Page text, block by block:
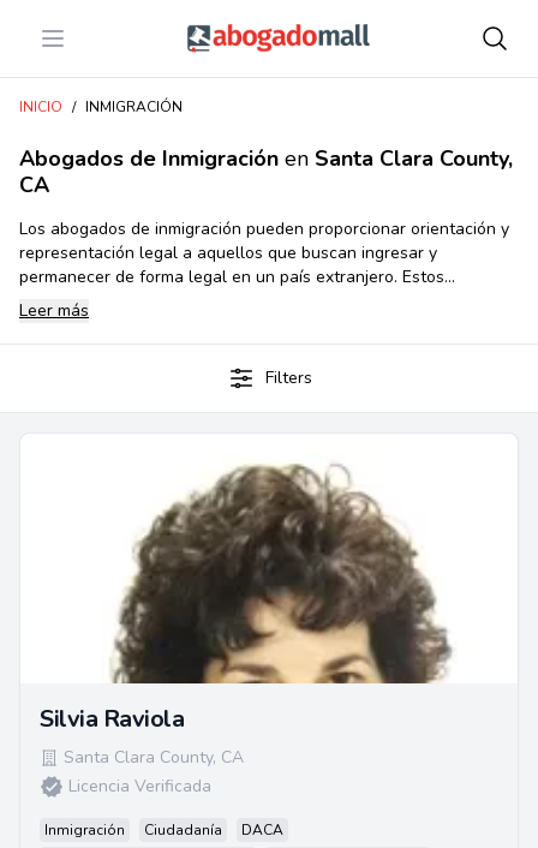
Open menu Abogadomall
INICIO / INMIGRACIÓN
Abogados de Inmigración en Santa Clara County,
CA
Los abogados de inmigración pueden proporcionar orientación y
representación legal a aquellos que buscan ingresar y
permanecer de forma legal en un país extranjero. Estos
abogados ayudan a los solicitantes con los trámites de
inmigración, incluyendo la solicitud de la residencia permanente,
permiso de trabajo, la obtención de visa temporal, la defensa de
la deportación, la obtención de la ciudadanía y más.Los
abogados de inmigración en Estados Unidos desempeñan un
navegar el complejo sistema de leyes y regulaciones migratorias
Leer más
Filters
Silvia Raviola
Santa Clara County, CA
Licencia Verificada
Inmigración Ciudadanía
DACA